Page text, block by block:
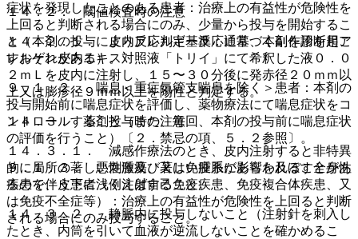
１４．２． 閾値検査時の注意
１４．２．１． 皮内反応判定基準：通常、本剤を診断用ア
レルゲン皮内エキス対照液「トリイ」にて希釈した液０．０
２ｍＬを皮内に注射し、１５〜３０分後に発赤径２０ｍｍ以
上又は膨疹径９ｍｍ以上を陽性と判定する。
１４．３． 薬剤投与時の注意
１４．３．１． 減感作療法のとき、皮内注射すると非特異
的に局所の著しい刺激及び著しい腫脹があらわれることがあ
るので、皮下に浅く注射すること。
１４．３．２． 静脈内に投与しないこと（注射針を刺入し
たとき、内筒を引いて血液が逆流しないことを確かめるこ
症状を発現したことのある患者：治療上の有益性が危険性を
上回ると判断される場合にのみ、少量から投与を開始するこ
と（本剤の投与によりアレルギー反応に基づく副作用を起こ
すおそれがある）。
９．１．２． 喘息＜重症気管支喘息を除く＞患者：本剤の
投与開始前に喘息症状を評価し、薬物療法にて喘息症状をコ
ントロールすること（また、毎回、本剤の投与前に喘息症状
の評価を行うこと）〔２．禁忌の項、５．２参照〕。
９．１．３． 悪性腫瘍、又は免疫系に影響を及ぼす全身性
疾患を伴う患者（例えば自己免疫疾患、免疫複合体疾患、又
は免疫不全症等）：治療上の有益性が危険性を上回ると判断
される場合にのみ投与すること。